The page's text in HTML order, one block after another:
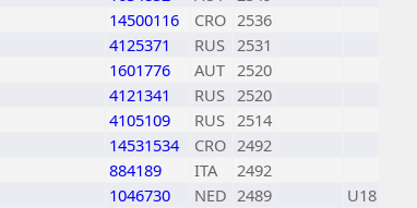
14500116 CRO 2536
4125371 RUS 2531
1601776 AUT 2520
4121341 RUS 2520
4105109 RUS 2514
14531534 CRO 2492
884189 ITA
2492
1046730 NED 2489
U18